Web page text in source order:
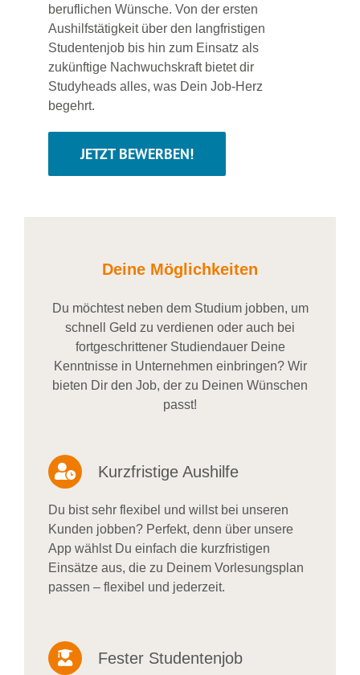
beruflichen Wünsche. Von der ersten
Aushilfstätigkeit über den langfristigen
Studentenjob bis hin zum Einsatz als
zukünftige Nachwuchskraft bietet dir
Studyheads alles, was Dein Job-Herz
begehrt.
JETZT BEWERBEN!
Deine Möglichkeiten
Du möchtest neben dem Studium jobben, um
schnell Geld zu verdienen oder auch bei
fortgeschrittener Studiendauer Deine
Kenntnisse in Unternehmen einbringen? Wir
bieten Dir den Job, der zu Deinen Wünschen
passt!
Kurzfristige Aushilfe
Du bist sehr flexibel und willst bei unseren
Kunden jobben? Perfekt, denn über unsere
App wählst Du einfach die kurzfristigen
Einsätze aus, die zu Deinem Vorlesungsplan
passen – flexibel und jederzeit.
Fester Studentenjob